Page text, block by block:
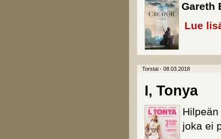
Gareth
Lue
Torstai - 08.03.2018
I, Tonya
joka ei